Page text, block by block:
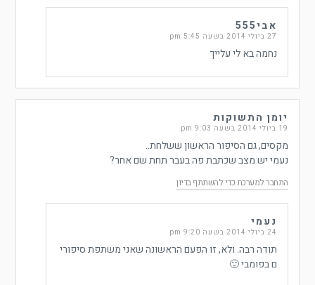
אבי555
27 ביולי 2014 בשעה 5:45 pm
נחמה בא לי עלייך
יומן התשוקות
19 ביולי 2014 בשעה 9:03 pm
מקסים, גם הסיפור הראשון ששלחת..
נעמי יש מצב שכתבת פה בעבר תחת שם אחר?
התחבר למערכת כדי להשתתף בדיון
נעמי
24 ביולי 2014 בשעה 9:20 pm
תודה רבה. ולא, זו הפעם הראשונה שאני משתפת סיפורי
ם בפומבי 🙂